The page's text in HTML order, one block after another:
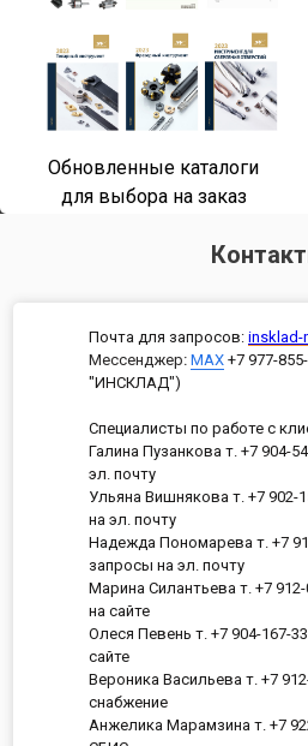
Обновленные каталоги
для выбора на заказ
Почта для запросов: insklad-
Мессенджер: MAX +7 977-
"ИНСКЛАД")
Специалисты по работе с
Галина Пузанкова т. +7 904-
эл. почту
Ульяна Вишнякова т. +7 902-
на эл. почту
Надежда Пономарева т. +7
запросы на эл. почту
Марина Силантьева т. +7
на сайте
Олеся Певень т. +7 904-167-
сайте
Вероника Васильева т. +7
снабжение
Анжелика Марамзина т. +7